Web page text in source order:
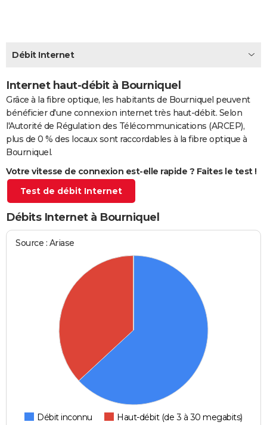
CARTE DE VOEUX
Carte de Noël
Carte Bonne année
Carte Saint-Valentin
Carte Pâques
Carte d'anniversaire
DICTIONNAIRE
PROGRAMME TV
COPAINS D'AVANT
S'inscrire
Se connecter
Lycées
Collèges
Primaires
Universités
Entreprises
Service militaire
Avis de recherche
Bricolage
Lifestyle
Culture
Sport
Auto
Television
Voyage
Cinema
Débit Internet
Internet haut-débit à Bourniquel
Grâce à la fibre optique, les habitants de Bourniquel peuvent
bénéficier d'une connexion internet très haut-débit. Selon
l'Autorité de Régulation des Télécommunications (ARCEP),
plus de 0 % des locaux sont raccordables à la fibre optique à
Bourniquel.
Votre vitesse de connexion est-elle rapide ? Faites le test !
Test de débit Internet
Débits Internet à Bourniquel
Source : Ariase
Débit inconnu
Haut-débit (de 3 à 30 megabits)